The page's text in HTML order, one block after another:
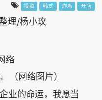
投资 韩式 炸鸡 开店
理/杨小玫
（网络图片）
业的命运，我愿当